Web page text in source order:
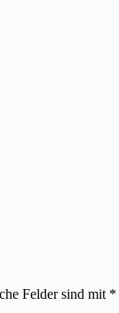
Felder sind mit *